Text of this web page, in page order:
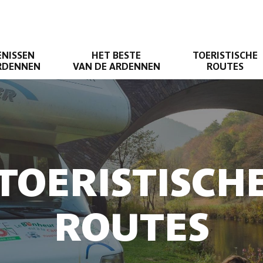
HET BESTE
VAN DE ARDENNEN
TOERISTISCHE
ROUTES
ROUTES